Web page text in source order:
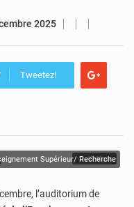
2025
Tweetez!
© JD Niger
Supérieur/ Recherche
l’auditorium de